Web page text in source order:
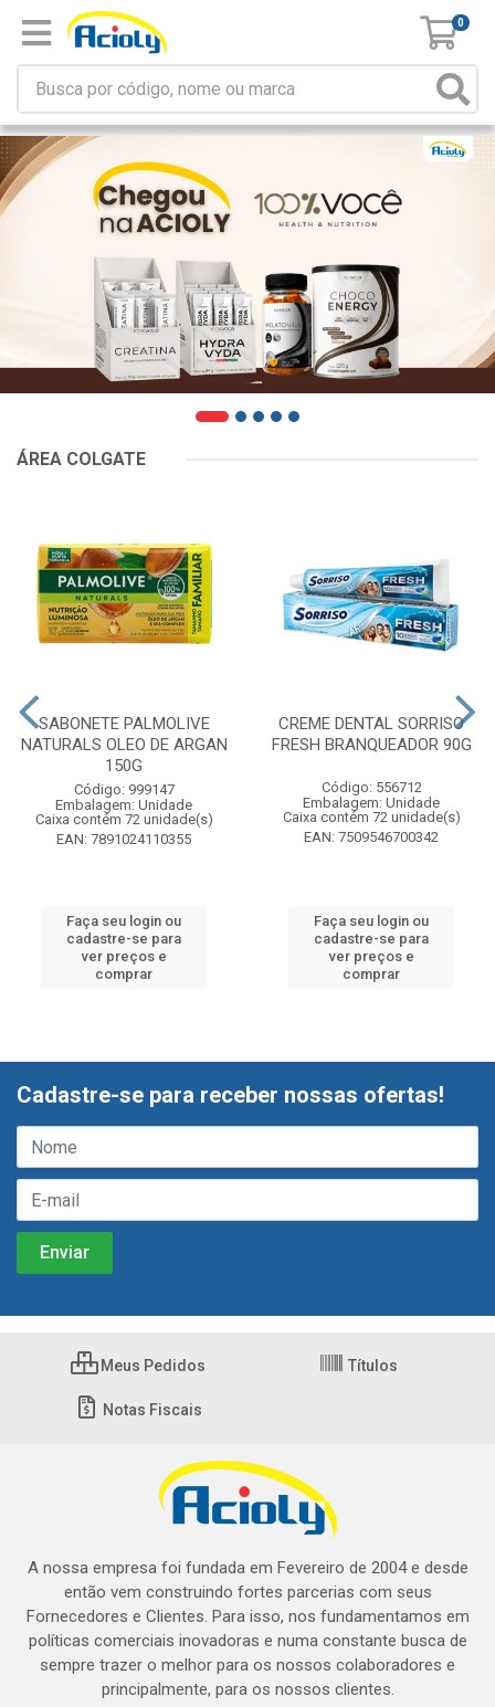
0
ÁREA COLGATE
SABONETE PALMOLIVE
NATURALS OLEO DE ARGAN
150G
Código: 999147
Embalagem: Unidade
Caixa contém 72 unidade(s)
EAN: 7891024110355
Faça seu login ou
cadastre-se para
ver preços e
comprar
CREME DENTAL SORRISO
FRESH BRANQUEADOR 90G
Código: 556712
Embalagem: Unidade
Caixa contém 72 unidade(s)
EAN: 7509546700342
Faça seu login ou
cadastre-se para
ver preços e
comprar
Cadastre-se para receber nossas ofertas!
Meus Pedidos Títulos
Notas Fiscais
A nossa empresa foi fundada em Fevereiro de 2004 e desde
então vem construindo fortes parcerias com seus
Fornecedores e Clientes. Para isso, nos fundamentamos em
políticas comerciais inovadoras e numa constante busca de
sempre trazer o melhor para os nossos colaboradores e
principalmente, para os nossos clientes.